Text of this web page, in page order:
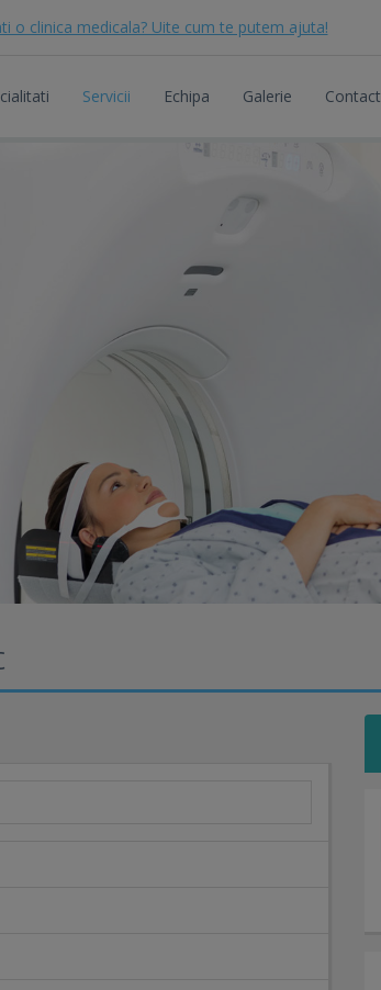
o clinica medicala? Uite cum te putem ajuta!
Servicii Echipa Galerie Contact